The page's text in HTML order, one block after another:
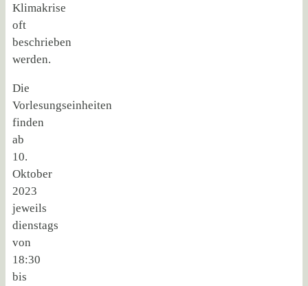
Klimakrise
oft
beschrieben
werden.
Die
Vorlesungseinheiten
finden
ab
10.
Oktober
2023
jeweils
dienstags
von
18:30
bis